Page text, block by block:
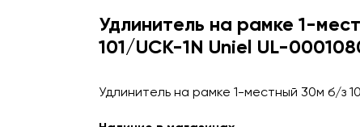
Удлинитель на рамке 1-
101/UCK-1N Uniel UL-
Удлинитель на рамке 1-местный 30м б/з